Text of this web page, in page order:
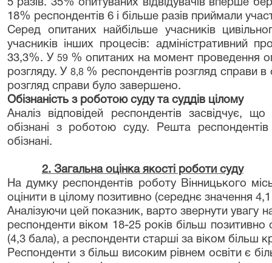
5 разів. 35% опитуваних відвідувачів вперше
18% респондентів 6 і більше разів приймали
Серед опитаних найбільше учасників
учасників інших процесів: адміністративний
33,3%. У 59 % опитаних на момент проведення
розгляду. У 8,8 % респондентів розгляд справи
розгляд справи було завершено.
Обізнаність з роботою суду та суддів цілому
Аналіз відповідей респондентів засвідчує,
обізнані з роботою суду. Решта
обізнані.
2. Загальна оцінка якості роботи суду
На думку респондентів роботу Вінницького
оцінити в цілому позитивно (середнє значення
Аналізуючи цей показник, варто звернути увагу
респонденти віком 18-25 років більш
(4,3 бала), а респонденти старші за віком більш
Респонденти з більш високим рівнем освіти є